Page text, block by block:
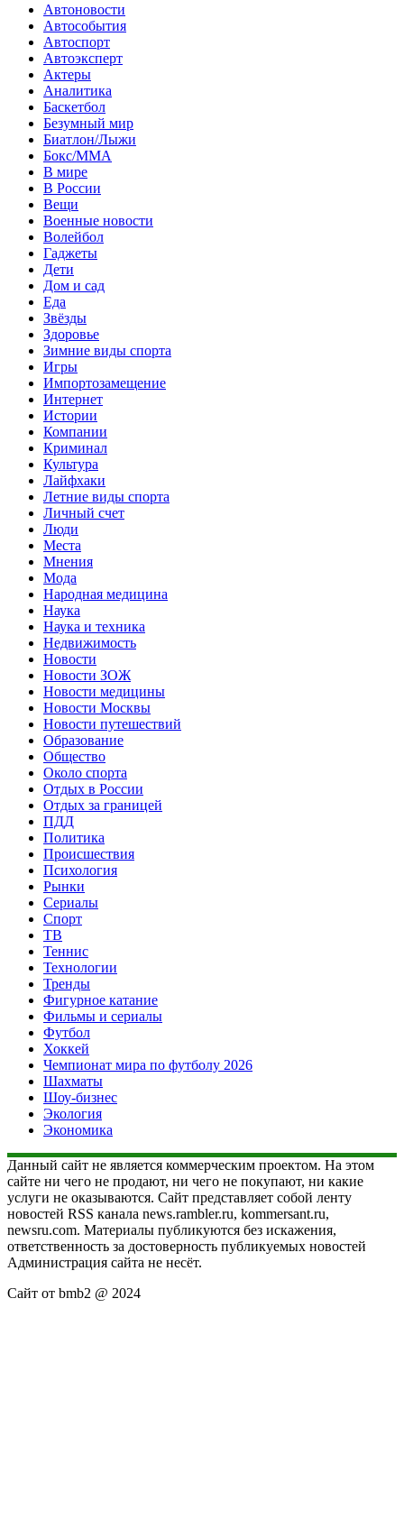
Автоновости
Автособытия
Автоспорт
Автоэксперт
Актеры
Аналитика
Баскетбол
Безумный мир
Биатлон/Лыжи
Бокс/MMA
В мире
В России
Вещи
Военные новости
Волейбол
Гаджеты
Дети
Дом и сад
Еда
Звёзды
Здоровье
Зимние виды спорта
Игры
Импортозамещение
Интернет
Истории
Компании
Криминал
Культура
Лайфхаки
Летние виды спорта
Личный счет
Люди
Места
Мнения
Мода
Народная медицина
Наука
Наука и техника
Недвижимость
Новости
Новости ЗОЖ
Новости медицины
Новости Москвы
Новости путешествий
Образование
Общество
Около спорта
Отдых в России
Отдых за границей
ПДД
Политика
Происшествия
Психология
Рынки
Сериалы
Спорт
ТВ
Теннис
Технологии
Тренды
Фигурное катание
Фильмы и сериалы
Футбол
Хоккей
Чемпионат мира по футболу 2026
Шахматы
Шоу-бизнес
Экология
Экономика
Данный сайт не является коммерческим проектом. На этом
сайте ни чего не продают, ни чего не покупают, ни какие
услуги не оказываются. Сайт представляет собой ленту
новостей RSS канала news.rambler.ru, kommersant.ru,
newsru.com. Материалы публикуются без искажения,
ответственность за достоверность публикуемых новостей
Администрация сайта не несёт.
Сайт от bmb2 @ 2024